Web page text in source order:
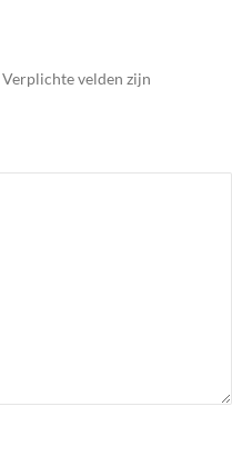
Verplichte velden zijn